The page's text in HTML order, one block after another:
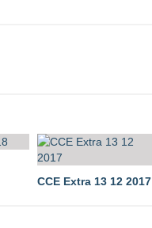
CCE Extra 13 12 2017